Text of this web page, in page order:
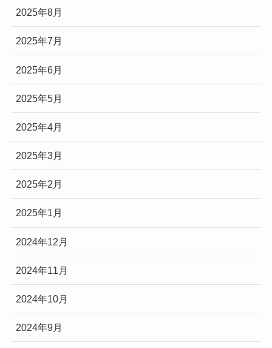
2025年8月
2025年7月
2025年6月
2025年5月
2025年4月
2025年3月
2025年2月
2025年1月
2024年12月
2024年11月
2024年10月
2024年9月